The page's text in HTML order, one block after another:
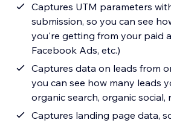
Captures UTM parameters
submission, so you can see
you're getting from your paid
Facebook Ads, etc.)
Captures data on leads from
you can see how many leads
organic search, organic social,
Captures landing page data,